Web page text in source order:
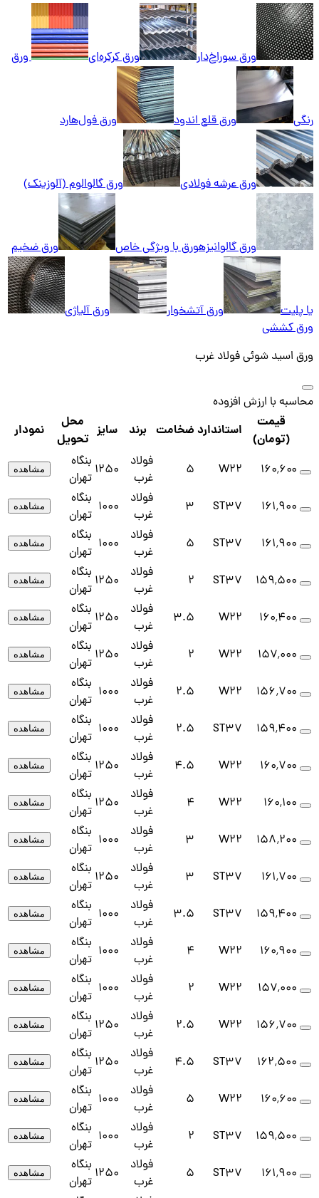
ورق سوراخ‌دار ورق کرکره‌ای ورق
رنگی ورق قلع اندود ورق فول‌هارد
ورق عرشه فولادی ورق گالوالوم (آلوزینک)
ورق گالوانیزهورق با ویژگی خاص ورق ضخیم
یا پلیت ورق آتشخوار
ورق آلیاژی
ورق کششی
ورق اسید شوئی فولاد غرب
محاسبه با ارزش افزوده
قیمت
(تومان)
استاندارد ضخامت برند سایز
محل
تحویل
نمودار
۱۶۰٬۶۰۰ W22
5
فولاد
غرب
1250 بنگاه
تهران
مشاهده
۱۶۱٬۹۰۰ ST37
3
فولاد
غرب
1000 بنگاه
تهران
مشاهده
۱۶۱٬۹۰۰ ST37
5
فولاد
غرب
1000 بنگاه
تهران
مشاهده
۱۵۹٬۵۰۰ ST37
2
فولاد
غرب
1250 بنگاه
تهران
مشاهده
۱۶۰٬۴۰۰ W22
3.5
فولاد
غرب
1250 بنگاه
تهران
مشاهده
۱۵۷٬۰۰۰ W22
2
فولاد
غرب
1250 بنگاه
تهران
مشاهده
۱۵۶٬۷۰۰ W22
2.5
فولاد
غرب
1000 بنگاه
تهران
مشاهده
۱۵۹٬۴۰۰ ST37
2.5
فولاد
غرب
1000 بنگاه
تهران
مشاهده
۱۶۰٬۷۰۰ W22
4.5
فولاد
غرب
1250 بنگاه
تهران
مشاهده
۱۶۰٬۱۰۰ W22
4
فولاد
غرب
1250 بنگاه
تهران
مشاهده
۱۵۸٬۲۰۰ W22
3
فولاد
غرب
1000 بنگاه
تهران
مشاهده
۱۶۱٬۷۰۰ ST37
3
فولاد
غرب
1250 بنگاه
تهران
مشاهده
۱۵۹٬۴۰۰ ST37
3.5
فولاد
غرب
1000 بنگاه
تهران
مشاهده
۱۶۰٬۹۰۰ W22
4
فولاد
غرب
1000 بنگاه
تهران
مشاهده
۱۵۷٬۰۰۰ W22
2
فولاد
غرب
1000 بنگاه
تهران
مشاهده
۱۵۶٬۷۰۰ W22
2.5
فولاد
غرب
1250 بنگاه
تهران
مشاهده
۱۶۲٬۵۰۰ ST37
4.5
فولاد
غرب
1250 بنگاه
تهران
مشاهده
۱۶۰٬۶۰۰ W22
5
فولاد
غرب
1000 بنگاه
تهران
مشاهده
۱۵۹٬۵۰۰ ST37
2
فولاد
غرب
1000 بنگاه
تهران
مشاهده
۱۶۱٬۹۰۰ ST37
5
فولاد
غرب
1250 بنگاه
تهران
مشاهده